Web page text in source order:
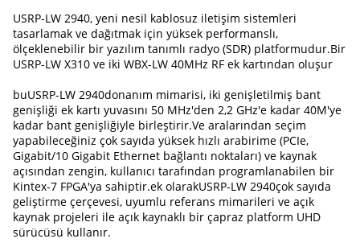
USRP-LW 2940, yeni nesil kablosuz iletişim sistemleri
tasarlamak ve dağıtmak için yüksek performanslı,
ölçeklenebilir bir yazılım tanımlı radyo (SDR) platformudur.Bir
USRP-LW X310 ve iki WBX-LW 40MHz RF ek kartından oluşur
buUSRP-LW 2940donanım mimarisi, iki genişletilmiş bant
genişliği ek kartı yuvasını 50 MHz'den 2,2 GHz'e kadar 40M'ye
kadar bant genişliğiyle birleştirir.Ve aralarından seçim
yapabileceğiniz çok sayıda yüksek hızlı arabirime (PCIe,
Gigabit/10 Gigabit Ethernet bağlantı noktaları) ve kaynak
açısından zengin, kullanıcı tarafından programlanabilen bir
Kintex-7 FPGA'ya sahiptir.ek olarakUSRP-LW 2940çok sayıda
geliştirme çerçevesi, uyumlu referans mimarileri ve açık
kaynak projeleri ile açık kaynaklı bir çapraz platform UHD
sürücüsü kullanır.